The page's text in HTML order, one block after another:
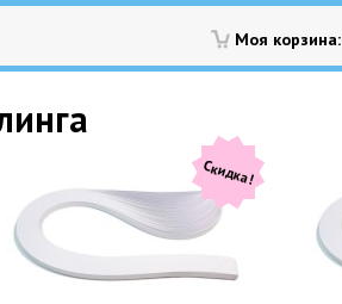
Моя корзина:
Скидка!